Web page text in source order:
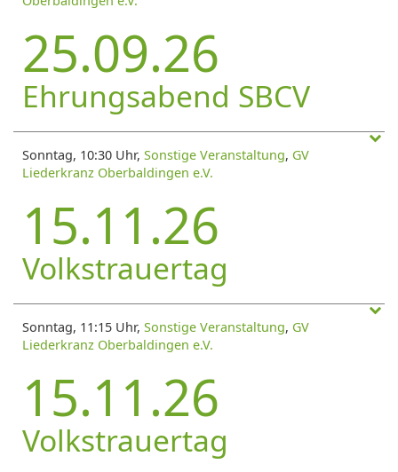
25.09.26
Ehrungsabend SBCV
Sonntag, 10:30 Uhr, Sonstige Veranstaltung, GV
Liederkranz Oberbaldingen e.V.
15.11.26
Volkstrauertag
Sonntag, 11:15 Uhr, Sonstige Veranstaltung, GV
Liederkranz Oberbaldingen e.V.
15.11.26
Volkstrauertag